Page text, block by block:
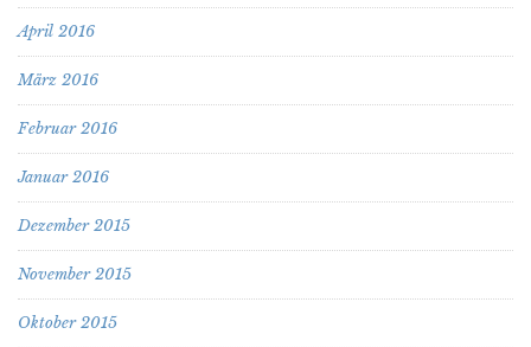
April 2016
März 2016
Februar 2016
Januar 2016
Dezember 2015
November 2015
Oktober 2015